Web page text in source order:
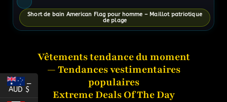
Short de bain American Flag pour homme – Maillot patriotique
de plage
Vêtements tendance du moment
— Tendances vestimentaires
populaires
Extreme Deals Of The Day
AUD $